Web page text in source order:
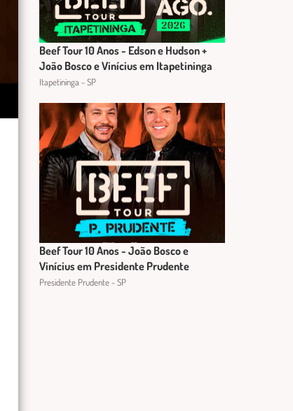
Beef Tour 10 Anos - Edson e Hudson +
João Bosco e Vinícius em Itapetininga
Itapetininga - SP
Beef Tour 10 Anos - João Bosco e
Vinícius em Presidente Prudente
Presidente Prudente - SP